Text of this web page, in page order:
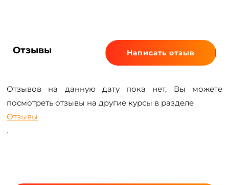
Отзывы Написать отзыв
Отзывов на данную дату пока нет, Вы можете
посмотреть отзывы на другие курсы в разделе
Отзывы
.